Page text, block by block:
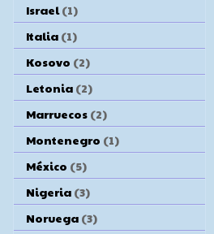
Israel (1)
Italia (1)
Kosovo (2)
Letonia (2)
Marruecos (2)
Montenegro (1)
México (5)
Nigeria (3)
Noruega (3)